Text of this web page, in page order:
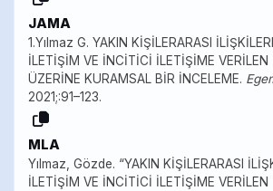
JAMA
1.Yılmaz G. YAKIN KİŞİLERARASI
İLETİŞİM VE İNCİTİCİ İLETİŞİME VERİLEN
ÜZERİNE KURAMSAL BİR İNCELEME.
2021;:91–123.
MLA
Yılmaz, Gözde. “YAKIN KİŞİLERARASI
İLETİŞİM VE İNCİTİCİ İLETİŞİME VERİLEN